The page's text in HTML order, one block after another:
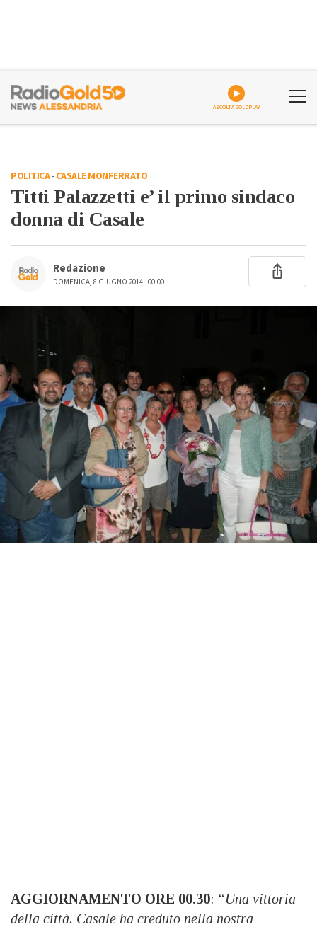
ASCOLTA GOLDPLAY
POLITICA-CASALE MONFERRATO
Titti Palazzetti e’ il primo sindaco
donna di Casale
Redazione
DOMENICA, 8 GIUGNO 2014 - 00:00
AGGIORNAMENTO ORE 00.30: “Una vittoria
della città. Casale ha creduto nella nostra